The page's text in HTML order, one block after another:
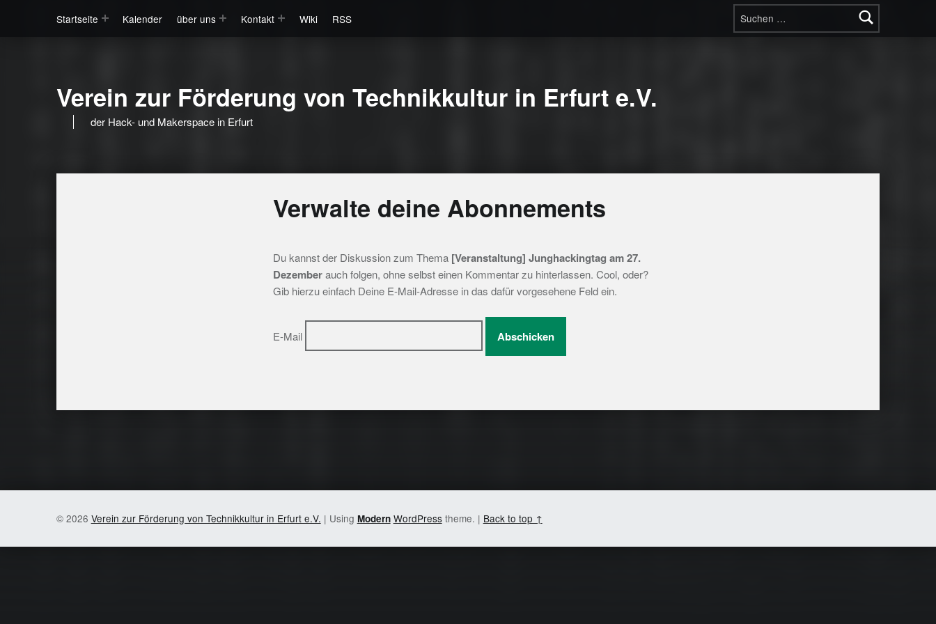
Suchen nach:
Startseite
Kalender über uns Kontakt Wiki RSS
Verein zur Förderung von Technikkultur in Erfurt e.V.
der Hack- und Makerspace in Erfurt
Verwalte deine Abonnements
Du kannst der Diskussion zum Thema [Veranstaltung] Junghackingtag am 27.
Dezemberauch folgen, ohne selbst einen Kommentar zu hinterlassen. Cool, oder?
Gib hierzu einfach Deine E-Mail-Adresse in das dafür vorgesehene Feld ein.
E-Mail
© 2026 Verein zur Förderung von Technikkultur in Erfurt e.V. | Using Modern WordPresstheme. | Back to top ↑